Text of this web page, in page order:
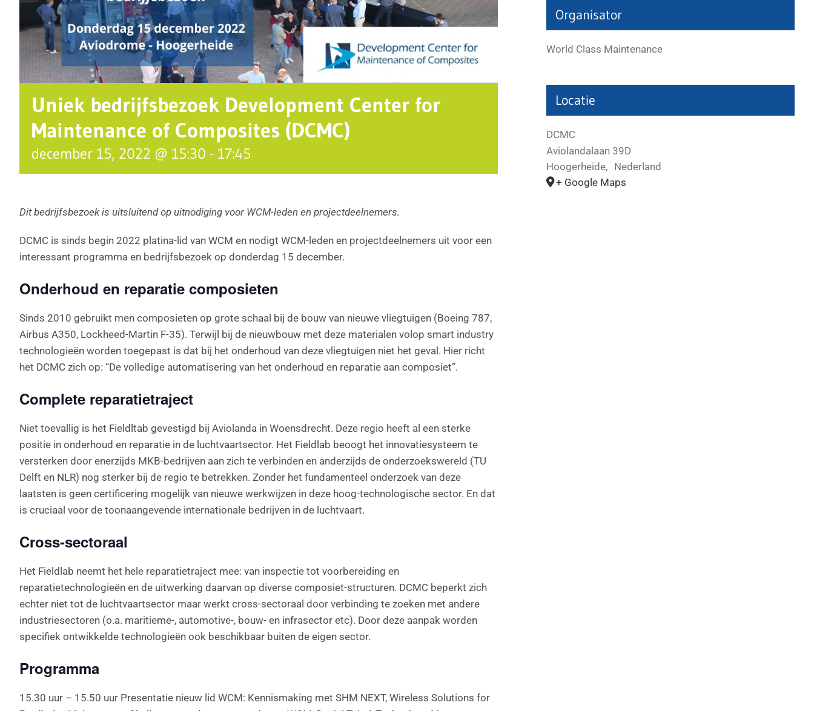
Uniek bedrijfsbezoek Development Center for
Maintenance of Composites (DCMC)
december 15, 2022 @ 15:30 - 17:45
Dit bedrijfsbezoek is uitsluitend op uitnodiging voor WCM-leden en projectdeelnemers.
DCMC is sinds begin 2022 platina-lid van WCM en nodigt WCM-leden en projectdeelnemers uit voor een
interessant programma en bedrijfsbezoek op donderdag 15 december.
Onderhoud en reparatie composieten
Sinds 2010 gebruikt men composieten op grote schaal bij de bouw van nieuwe vliegtuigen (Boeing 787,
Airbus A350, Lockheed-Martin F-35). Terwijl bij de nieuwbouw met deze materialen volop smart industry
technologieën worden toegepast is dat bij het onderhoud van deze vliegtuigen niet het geval. Hier richt
het DCMC zich op: “De volledige automatisering van het onderhoud en reparatie aan composiet”.
Complete reparatietraject
Niet toevallig is het Fieldltab gevestigd bij Aviolanda in Woensdrecht. Deze regio heeft al een sterke
positie in onderhoud en reparatie in de luchtvaartsector. Het Fieldlab beoogt het innovatiesysteem te
versterken door enerzijds MKB-bedrijven aan zich te verbinden en anderzijds de onderzoekswereld (TU
Delft en NLR) nog sterker bij de regio te betrekken. Zonder het fundamenteel onderzoek van deze
laatsten is geen certificering mogelijk van nieuwe werkwijzen in deze hoog-technologische sector. En dat
is cruciaal voor de toonaangevende internationale bedrijven in de luchtvaart.
Cross-sectoraal
Het Fieldlab neemt het hele reparatietraject mee: van inspectie tot voorbereiding en
reparatietechnologieën en de uitwerking daarvan op diverse composiet-structuren. DCMC beperkt zich
echter niet tot de luchtvaartsector maar werkt cross-sectoraal door verbinding te zoeken met andere
industriesectoren (o.a. maritieme-, automotive-, bouw- en infrasector etc). Door deze aanpak worden
specifiek ontwikkelde technologieën ook beschikbaar buiten de eigen sector.
Programma
15.30 uur – 15.50 uur Presentatie nieuw lid WCM: Kennismaking met SHM NEXT, Wireless Solutions for
Organisator
World Class Maintenance
Locatie
DCMC
Aviolandalaan 39D
Hoogerheide, Nederland
+ Google Maps